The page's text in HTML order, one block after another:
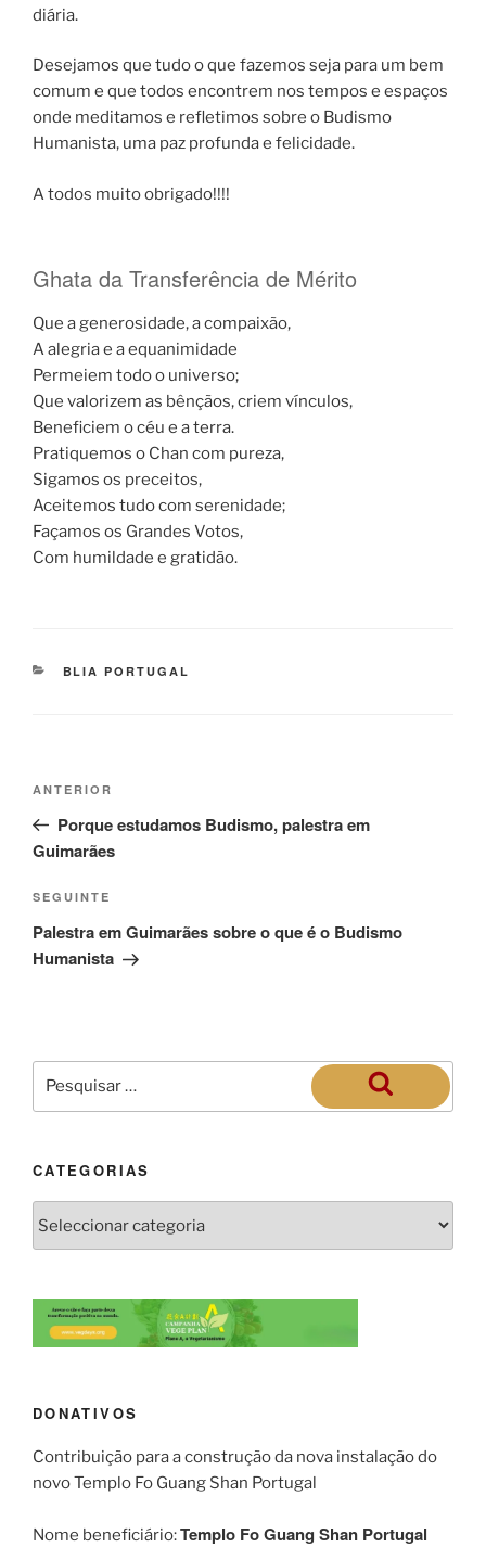
diária.
Desejamos que tudo o que fazemos seja para um bem
comum e que todos encontrem nos tempos e espaços
onde meditamos e refletimos sobre o Budismo
Humanista, uma paz profunda e felicidade.
A todos muito obrigado!!!!
Ghata da Transferência de Mérito
Que a generosidade, a compaixão,
A alegria e a equanimidade
Permeiem todo o universo;
Que valorizem as bênçãos, criem vínculos,
Beneficiem o céu e a terra.
Pratiquemos o Chan com pureza,
Sigamos os preceitos,
Aceitemos tudo com serenidade;
Façamos os Grandes Votos,
Com humildade e gratidão.
BLIA PORTUGAL
ANTERIOR
Porque estudamos Budismo, palestra em
Guimarães
SEGUINTE
Palestra em Guimarães sobre o que é o Budismo
Humanista
CATEGORIAS
DONATIVOS
Contribuição para a construção da nova instalação do
novo Templo Fo Guang Shan Portugal
Nome beneficiário:Templo Fo Guang Shan Portugal